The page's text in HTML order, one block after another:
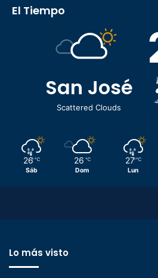
El Tiempo
San José
Scattered Clouds
26 ℃
Sáb
26 ℃
Dom
27 ℃
Lun
Lo más visto